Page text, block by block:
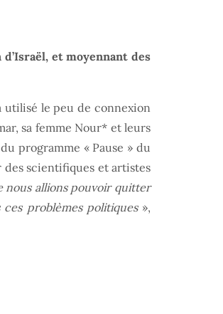
et moyennant des
utilisé le peu de connexion
sa femme Nour* et leurs
programme « Pause » du
des scientifiques et artistes
nous allions pouvoir quitter
ces problèmes politiques»,